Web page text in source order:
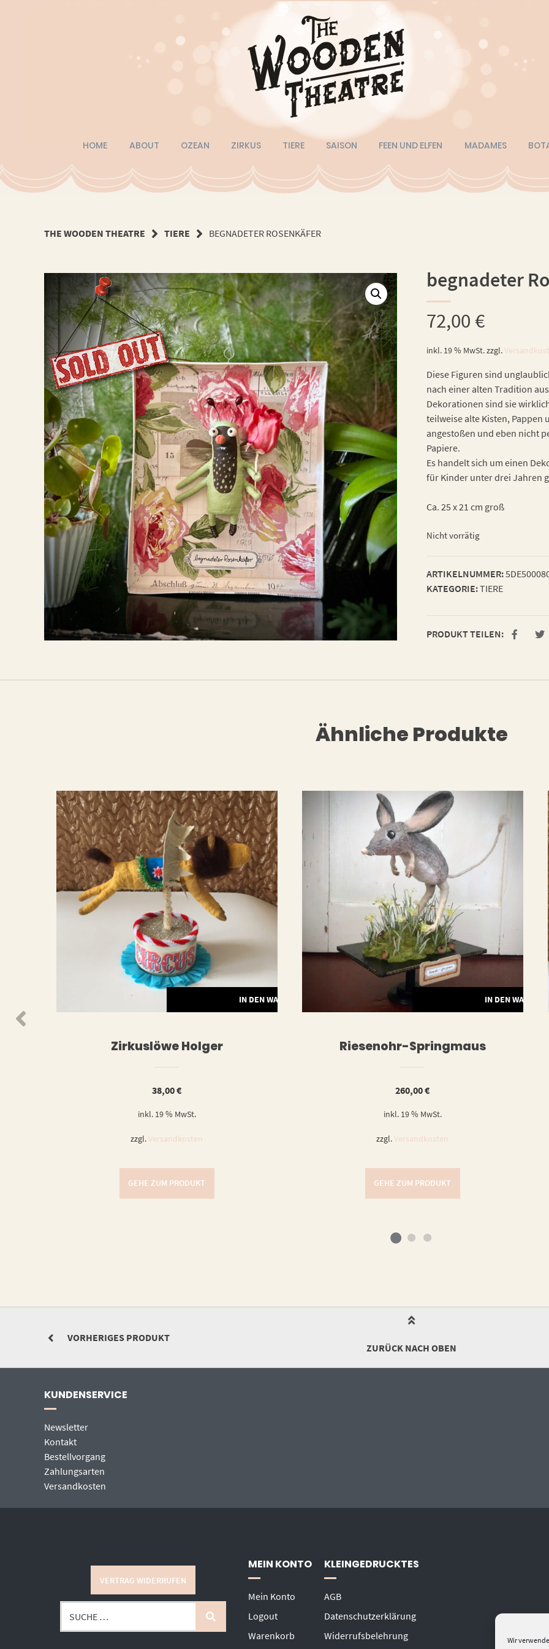
Wir
HOME ABOUT OZEAN ZIRKUS TIERE SAISON FEEN UND ELFEN MADAMES
THE WOODEN THEATRE TIERE BEGNADETER ROSENKÄFER
begnadeter
72,00€
inkl. 19 % MwSt.zzgl.
Diese Figuren sind
nach einer alten Tradition
Dekorationen sind sie
teilweise alte Kisten, Pappen
angestoßen und eben nicht
Papiere.
Es handelt sich um einen
für Kinder unter drei Jahren
Ca. 25 x 21 cm groß
Nicht vorrätig
ARTIKELNUMMER:
KATEGORIE:TIERE
PRODUKT TEILEN:
Ähnliche Produkte
IN DEN WARENKORB
Zirkuslöwe Holger
38,00€
inkl. 19 % MwSt.
zzgl.Versandkosten
GEHE ZUM PRODUKT
IN DEN
Riesenohr-Springmaus
260,00€
inkl. 19 % MwSt.
zzgl.Versandkosten
GEHE ZUM PRODUKT
VORHERIGES PRODUKT
ZURÜCK NACH OBEN
KUNDENSERVICE
Newsletter
Kontakt
Bestellvorgang
Zahlungsarten
Versandkosten
VERTRAG WIDERRUFEN
MEIN KONTO
Mein Konto
Logout
Warenkorb
KLEINGEDRUCKTES
AGB
Datenschutzerklärung
Widerrufsbelehrung